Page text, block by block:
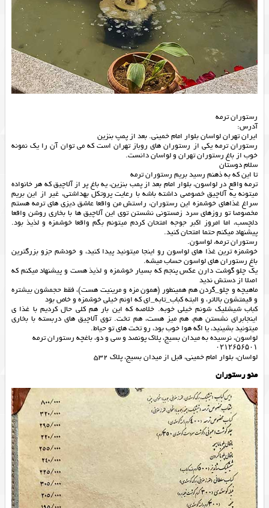
رستوران ترمه
آدرس:
ایران تهران لواسان بلوار امام خمینی. بعد از پمپ بنزین
رستوران ترمه یکی از رستوران های روباز تهران است که می توان آن را یک نمونه
خوب از باغ رستوران تهران و لواسان دانست.
سلام دوستان
تا این که به ذهنم رسید بریم رستوران ترمه
ترمه واقع در لواسون، بلوار امام بعد از پمب بنزین، یه باغ پر از آلاچیق که هر خانواده
میتونه یه آلاچیق خصوصی داشته باشه با رعایت پروتکل بهداشتی، غیر از این بریم
سراغ غذاهای خوشمزه این رستوران، راستش من واقعا عاشق دیزی های ترمه هستم
مخصوصا تو روزهای سرد زمستونی نشستن توی این آلاچیق ها با بخاری روشن واقعا
دلچسب، اما امروز اکبر جوجه امتحان کردم میتونم بگم واقعا خوشمزه و لذیذ بود.
پیشنهاد میکنم حتما امتحان کنید.
رستوران ترمه، لواسون.
خوشمزه ترین غذا های لواسون رو اینجا میتونید پیدا کنید، و خودشم جزو بزرگترین
باغ رستوران های لواسون حساب میشه.
یک چلو گوشت دارن عکس پنجم که بسیار خوشمزه و لذیذ هست و پیشنهاد میکنم که
اصلا از دستش ندید
ماهیچه و چلو_گردن هم همینطور (همون مزه و مرینیت هست)، فقط حجمشون بیشتره
و قیمتشون بالاتر، و البته کباب_تابه_ای که اونم خیلی خوشمزه و خاص بود
کباب شیشلیک شونم خیلی خوبه. خلاصه که این بار هم کلی حال کردیم با غذا ی
اینجابرای نشستن هم، هم میز هست، هم تخت. توی آلاچیق های دربسته با بخاری
میتونید بشینید، یا اگه هوا خوب بود، رو تخت های تو حیاط.
لواسون، نرسیده به میدان بسیج، پلاک پونصد و سی و دو، باغچه رستوران ترمه
۰۲۱۲۶۵۶۵۰۱
لواسان، بلوار امام خمینی، قبل از میدان بسیج، پلاک 532
منو رستوران